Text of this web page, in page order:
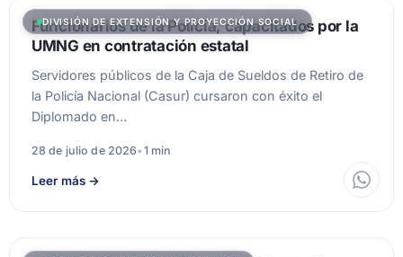
DIVISIÓN DE EXTENSIÓN Y PROYECCIÓN SOCIAL
Funcionarios de la Policía, capacitados por la
UMNG en contratación estatal
Servidores públicos de la Caja de Sueldos de Retiro de
la Policía Nacional (Casur) cursaron con éxito el
Diplomado en…
28 de julio de 2026• 1 min
Leer más →